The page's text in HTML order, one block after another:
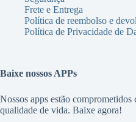
Frete e Entrega
Política de reembolso e
Política de Privacidade de
Baixe nossos APPs
Nossos apps estão
qualidade de vida. Baixe agora!